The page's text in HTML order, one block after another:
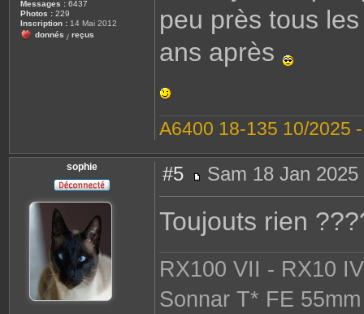
Messages : 6437
Photos : 229
Inscription : 14 Mai 2012
donnés / reçus
peu près tous
ans après
A6400 18-135 10/2025
sophie #5
e
s
g
Sam 18 Jan 2025
Toujouts rien
RX100 VII - RX10
Sonnar T* FE